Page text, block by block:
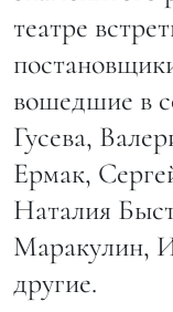
театре
вошедшие в
Гусева,
Ермак,
Наталия
Маракулин,
другие.